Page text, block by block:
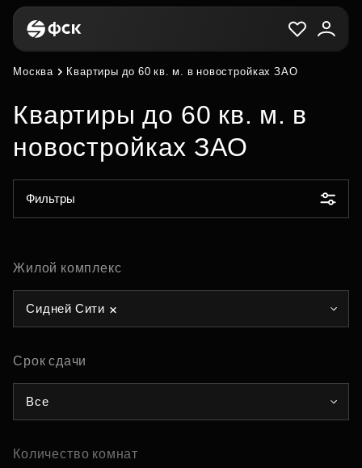
Москва Квартиры до 60 кв. м. в новостройках ЗАО
Квартиры до 60 кв. м. в
новостройках ЗАО
Фильтры
Жилой комплекс
Сидней Сити
Срок сдачи
Все
Количество комнат